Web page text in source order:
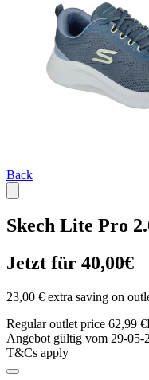
Back
Skech Lite Pro
Jetzt für 40,00€
23,00 € extra saving on
Regular outlet price 62,99 €
Angebot gültig vom 29-05-
T&Cs apply